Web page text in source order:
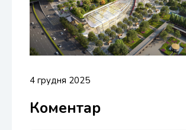
4 грудня 2025
Коментар